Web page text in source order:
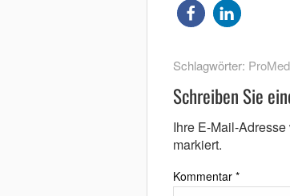
Schlagwörter:
Schreiben Sie
Ihre E-Mail-
markiert.
Kommentar *